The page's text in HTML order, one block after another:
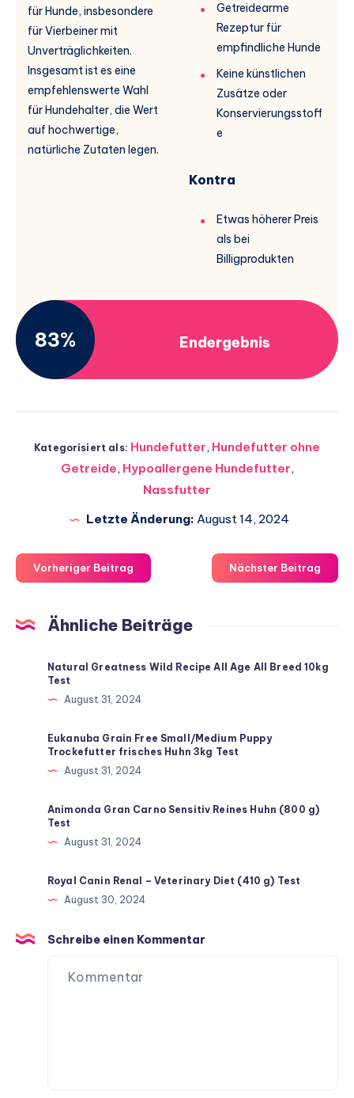
für Hunde, insbesondere
für Vierbeiner mit
Unverträglichkeiten.
Insgesamt ist es eine
empfehlenswerte Wahl
für Hundehalter, die Wert
auf hochwertige,
natürliche Zutaten legen.
Getreidearme
Rezeptur für
empfindliche Hunde
Keine künstlichen
Zusätze oder
Konservierungsstoff
e
Kontra
Etwas höherer Preis
als bei
Billigprodukten
83% Endergebnis
Kategorisiert als: Hundefutter, Hundefutter ohne
Getreide, Hypoallergene Hundefutter,
Nassfutter
Letzte Änderung: August 14, 2024
Vorheriger Beitrag Nächster Beitrag
Ähnliche Beiträge
Natural Greatness Wild Recipe All Age All Breed 10kg
Test
August 31, 2024
Eukanuba Grain Free Small/Medium Puppy
Trockefutter frisches Huhn 3kg Test
August 31, 2024
Animonda Gran Carno Sensitiv Reines Huhn (800 g)
Test
August 31, 2024
Royal Canin Renal – Veterinary Diet (410 g) Test
August 30, 2024
Schreibe einen Kommentar